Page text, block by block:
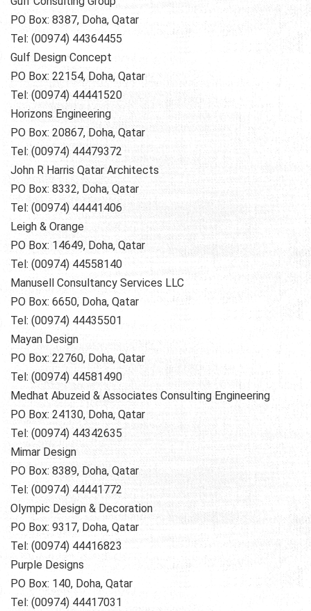
PO Box: 8387, Doha, Qatar
Tel: (00974) 44364455
Gulf Design Concept
PO Box: 22154, Doha, Qatar
Tel: (00974) 44441520
Horizons Engineering
PO Box: 20867, Doha, Qatar
Tel: (00974) 44479372
John R Harris Qatar Architects
PO Box: 8332, Doha, Qatar
Tel: (00974) 44441406
Leigh & Orange
PO Box: 14649, Doha, Qatar
Tel: (00974) 44558140
Manusell Consultancy Services LLC
PO Box: 6650, Doha, Qatar
Tel: (00974) 44435501
Mayan Design
PO Box: 22760, Doha, Qatar
Tel: (00974) 44581490
Medhat Abuzeid & Associates Consulting Engineering
PO Box: 24130, Doha, Qatar
Tel: (00974) 44342635
Mimar Design
PO Box: 8389, Doha, Qatar
Tel: (00974) 44441772
Olympic Design & Decoration
PO Box: 9317, Doha, Qatar
Tel: (00974) 44416823
Purple Designs
PO Box: 140, Doha, Qatar
Tel: (00974) 44417031